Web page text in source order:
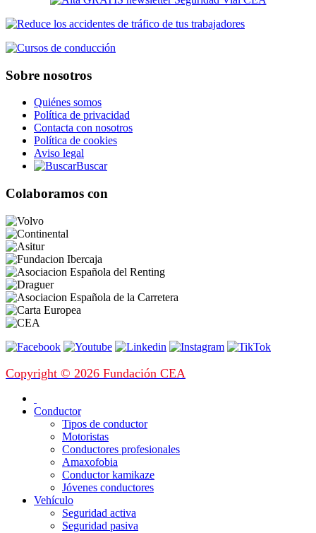
Sobre nosotros
Quiénes somos
Política de privacidad
Contacta con nosotros
Política de cookies
Aviso legal
Buscar
Colaboramos con
Copyright © 2026 Fundación CEA
Conductor
Tipos de conductor
Motoristas
Conductores profesionales
Amaxofobia
Conductor kamikaze
Jóvenes conductores
Vehículo
Seguridad activa
Seguridad pasiva